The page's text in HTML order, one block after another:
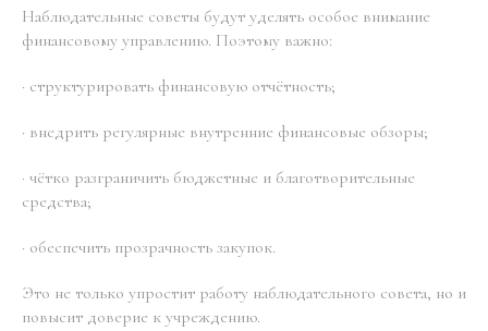
Наблюдательные советы будут уделять особое внимание
финансовому управлению. Поэтому важно:
· структурировать финансовую отчётность;
· внедрить регулярные внутренние финансовые обзоры;
· чётко разграничить бюджетные и благотворительные
средства;
· обеспечить прозрачность закупок.
Это не только упростит работу наблюдательного совета, но и
повысит доверие к учреждению.